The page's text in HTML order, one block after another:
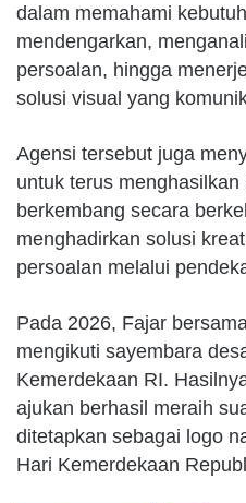
dalam memahami
mendengarkan,
persoalan, hingga
solusi visual yang
Agensi tersebut juga
untuk terus
berkembang secara
menghadirkan solusi
persoalan melalui
Pada 2026, Fajar
mengikuti sayembara
Kemerdekaan RI.
ajukan berhasil meraih
ditetapkan sebagai logo
Hari Kemerdekaan